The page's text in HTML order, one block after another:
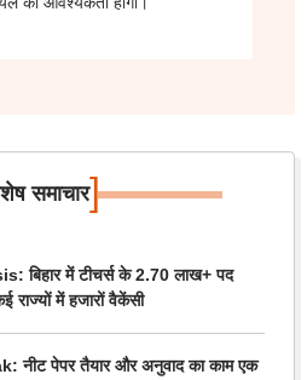
समाचार]
बिहार में टीचर्स के 2.70 लाख+ पद
में हजारों वैकेंसी
नीट पेपर तैयार और अनुवाद का काम एक